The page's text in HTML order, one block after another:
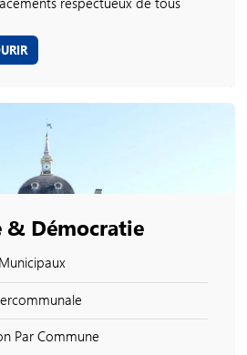
& Démocratie
Par Commune